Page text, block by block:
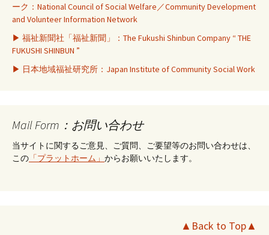
ーク：National Council of Social Welfare／Community Development
and Volunteer Information Network
▶ 福祉新聞社「福祉新聞」：The Fukushi Shinbun Company “ THE
FUKUSHI SHINBUN ”
▶ 日本地域福祉研究所：Japan Institute of Community Social Work
Mail Form：お問い合わせ
当サイトに関するご意見、ご質問、ご要望等のお問い合わせは、
この 「プラットホーム」 からお願いいたします。
▲Back to Top▲